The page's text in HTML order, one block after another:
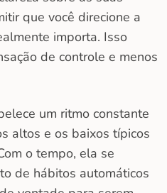
que você direcione a
importa. Isso
de controle e menos
um ritmo constante
altos e os baixos típicos
o tempo, ela se
de hábitos automáticos